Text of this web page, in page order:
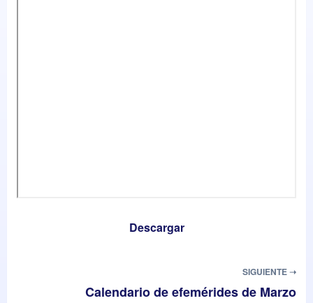
Descargar
SIGUIENTE ➝
Calendario de efemérides de Marzo